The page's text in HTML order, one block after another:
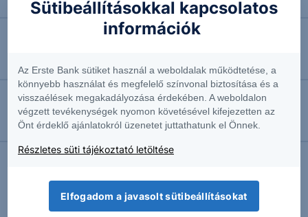
Ismét halasztják a Bayer perét
Feladta ellenállását a Commerzbank
2026.08.06. 10:39
Megemelte előrejelzését a Siemens
További Erste elemzések
Sütibeállításokkal kapcsolatos
információk
Az Erste Bank sütiket használ a weboldalak működtetése, a
könnyebb használat és megfelelő színvonal biztosítása és a
visszaélések megakadályozása érdekében. A weboldalon
végzett tevékenységek nyomon követésével kifejezetten az
Önt érdeklő ajánlatokról üzenetet juttathatunk el Önnek.
Részletes süti tájékoztató letöltése
Elfogadom a javasolt sütibeállításokat